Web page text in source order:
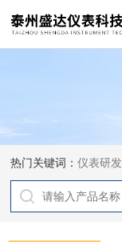
热门关键词：仪表研